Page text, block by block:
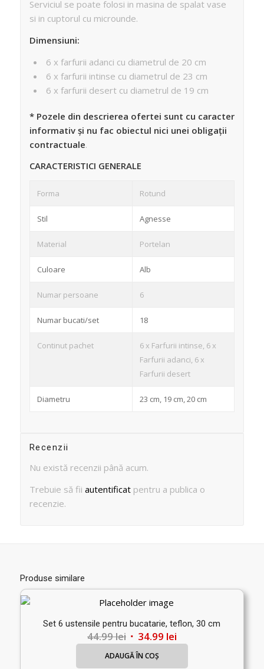
Serviciul se poate folosi in masina de spalat vase
si in cuptorul cu microunde.
Dimensiuni:
6 x farfurii adanci cu diametrul de 20 cm
6 x farfurii intinse cu diametrul de 23 cm
6 x farfurii desert cu diametrul de 19 cm
* Pozele din descrierea ofertei sunt cu caracter
informativ și nu fac obiectul nici unei obligații
contractuale.
CARACTERISTICI GENERALE
Forma Rotund
Stil Agnesse
Material Portelan
Culoare Alb
Numar persoane 6
Numar bucati/set 18
Continut pachet
6 x Farfurii intinse, 6 x
Farfurii adanci, 6 x
Farfurii desert
Diametru 23 cm, 19 cm, 20 cm
Recenzii
Nu există recenzii până acum.
Trebuie să fii autentificatpentru a publica o
recenzie.
Produse similare
Set 6 ustensile pentru bucatarie, teflon, 30 cm
44.99lei Prețul
inițial
34.99 leiPrețul
curent
este:
ADAUGĂ ÎN COȘ